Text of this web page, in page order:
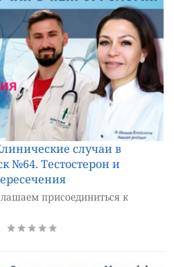
случаи в
№64. Тестостерон и
присоединиться к